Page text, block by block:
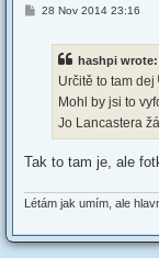
P28 Nov 2014 23:16
hashpi wrote:
Určitě to tam dej
Mohl by jsi to
Jo Lancastera
Tak to tam je, ale
Létám jak umím, ale